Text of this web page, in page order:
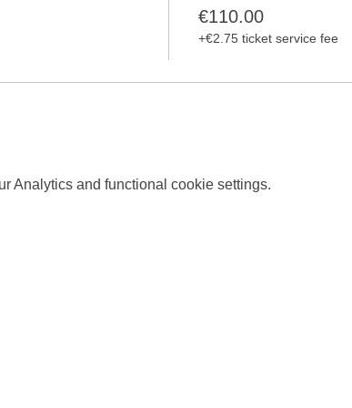
€110.00
+€2.75 ticket service fee
Analytics and functional cookie settings.